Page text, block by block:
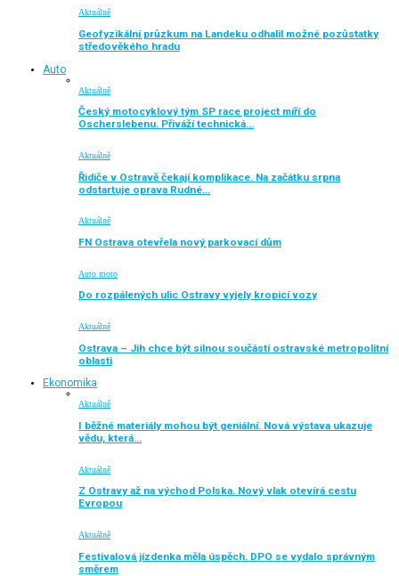
Aktuálně
Geofyzikální průzkum na Landeku odhalil možné pozůstatky
středověkého hradu
Auto
Aktuálně
Český motocyklový tým SP race project míří do
Oscherslebenu. Přiváží technická…
Aktuálně
Řidiče v Ostravě čekají komplikace. Na začátku srpna
odstartuje oprava Rudné…
Aktuálně
FN Ostrava otevřela nový parkovací dům
Auto moto
Do rozpálených ulic Ostravy vyjely kropicí vozy
Aktuálně
Ostrava – Jih chce být silnou součástí ostravské metropolitní
oblasti
Ekonomika
Aktuálně
I běžné materiály mohou být geniální. Nová výstava ukazuje
vědu, která…
Aktuálně
Z Ostravy až na východ Polska. Nový vlak otevírá cestu
Evropou
Aktuálně
Festivalová jízdenka měla úspěch. DPO se vydalo správným
směrem